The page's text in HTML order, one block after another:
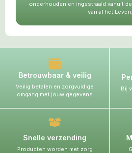
onderhouden en ingestraald vanuit
van al het Leven.
Betrouwbaar & veilig
Veilig betalen en zorgvuldige
omgang met jouw gegevens
Bij
Snelle verzending
Producten worden met zorg